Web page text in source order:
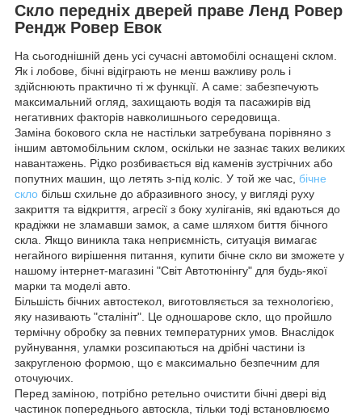
Скло передніх дверей праве Ленд Ровер
Рендж Ровер Евок
На сьогоднішній день усі сучасні автомобілі оснащені склом.
Як і лобове, бічні відіграють не менш важливу роль і
здійснюють практично ті ж функції. А саме: забезпечують
максимальний огляд, захищають водія та пасажирів від
негативних факторів навколишнього середовища.
Заміна бокового скла не настільки затребувана порівняно з
іншим автомобільним склом, оскільки не зазнає таких великих
навантажень. Рідко розбивається від каменів зустрічних або
попутних машин, що летять з-під коліс. У той же час, бічне
скло більш схильне до абразивного зносу, у вигляді руху
закриття та відкриття, агресії з боку хуліганів, які вдаються до
крадіжки не зламавши замок, а саме шляхом биття бічного
скла. Якщо виникла така неприємність, ситуація вимагає
негайного вирішення питання, купити бічне скло ви зможете у
нашому інтернет-магазині "Світ Автотюнінгу" для будь-якої
марки та моделі авто.
Більшість бічних автостекол, виготовляється за технологією,
яку називають "сталініт". Це одношарове скло, що пройшло
термічну обробку за певних температурних умов. Внаслідок
руйнування, уламки розсипаються на дрібні частини із
закругленою формою, що є максимально безпечним для
оточуючих.
Перед заміною, потрібно ретельно очистити бічні двері від
частинок попереднього автоскла, тільки тоді встановлюємо